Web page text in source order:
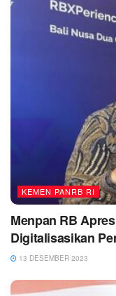
KEMEN PANRB RI
Menpan RB
Digitalisasikan
13 DESEMBER 2023